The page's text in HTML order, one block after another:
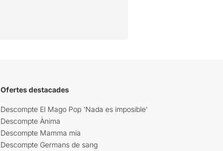
Ofertes destacades
Descompte El Mago Pop 'Nada es imposible'
Descompte Ànima
Descompte Mamma mia
Descompte Germans de sang